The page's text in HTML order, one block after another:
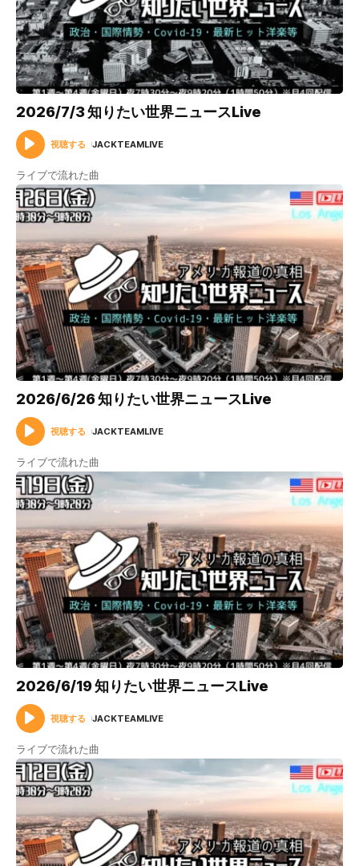
2026/7/3 知りたい世界ニュースLive
視聴する JACKTEAMLIVE
ライブで流れた曲
2026/6/26 知りたい世界ニュースLive
視聴する JACKTEAMLIVE
ライブで流れた曲
2026/6/19 知りたい世界ニュースLive
視聴する JACKTEAMLIVE
ライブで流れた曲